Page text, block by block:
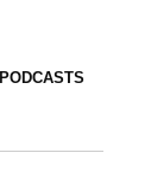
PODCASTS